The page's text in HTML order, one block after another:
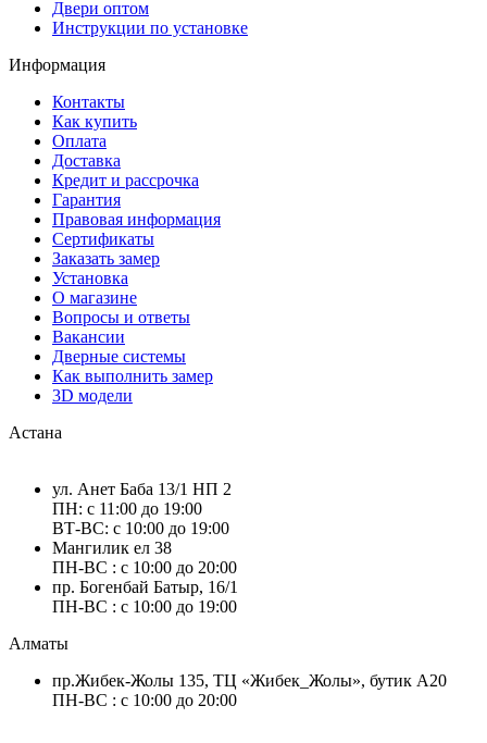
Двери оптом
Инструкции по установке
Информация
Контакты
Как купить
Оплата
Доставка
Кредит и рассрочка
Гарантия
Правовая информация
Сертификаты
Заказать замер
Установка
О магазине
Вопросы и ответы
Вакансии
Дверные системы
Как выполнить замер
3D модели
Астана
ул. Анет Баба 13/1 НП 2
ПН: с 11:00 до 19:00
ВТ-ВС: с 10:00 до 19:00
Мангилик ел 38
ПН-ВС : с 10:00 до 20:00
пр. Богенбай Батыр, 16/1
ПН-ВС : с 10:00 до 19:00
Алматы
пр.Жибек-Жолы 135, ТЦ «Жибек_Жолы», бутик А20
ПН-ВС : с 10:00 до 20:00